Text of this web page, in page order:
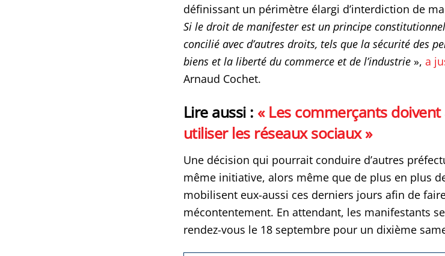
définissant un périmètre élargi d’interdiction de
Si le droit de manifester est un principe
concilié avec d’autres droits, tels que la sécurité des
biens et la liberté du commerce et de l’industrie», a
Arnaud Cochet.
Lire aussi : « Les commerçants
utiliser les réseaux sociaux »
Une décision qui pourrait conduire d’autres
même initiative, alors même que de plus en plus
mobilisent eux-aussi ces derniers jours afin de
mécontentement. En attendant, les manifestants
rendez-vous le 18 septembre pour un dixième